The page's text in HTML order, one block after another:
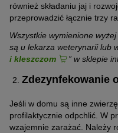
również składaniu jaj i
przeprowadzić łącznie trzy
Wszystkie wymienione
są u lekarza weterynarii lub w
i kleszczom
” w sklepie
Zdezynfekowanie
Jeśli w domu są inne
profilaktycznie odpchlić. W
wzajemnie zarażać. Należy